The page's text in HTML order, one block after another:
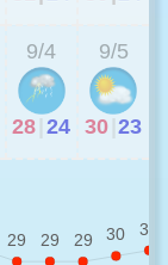
9/4
28 24
9/5
30 23